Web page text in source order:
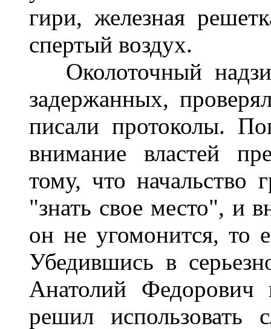
гири, железная
спертый воздух.
Околоточный
задержанных,
писали протоколы.
внимание властей
тому, что начальство
"знать свое место", и
он не угомонится, то
Убедившись в
Анатолий Федорович
решил использовать